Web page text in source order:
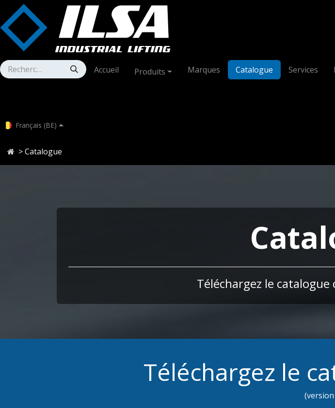
Se rendre au contenu
Accueil Produits Marques Catalogue Services
Français (BE)
> Catalogue
Téléchargez le
Téléchargez le
(version